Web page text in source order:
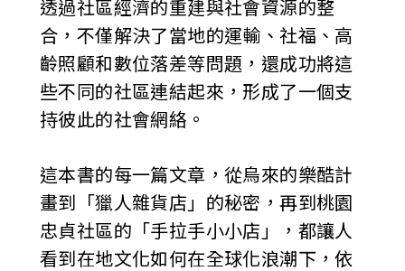
透過社區經濟的重建與社會資源的整
合，不僅解決了當地的運輸、社福、高
齡照顧和數位落差等問題，還成功將這
些不同的社區連結起來，形成了一個支
持彼此的社會網絡。
這本書的每一篇文章，從烏來的樂酷計
畫到「獵人雜貨店」的秘密，再到桃園
忠貞社區的「手拉手小小店」，都讓人
看到在地文化如何在全球化浪潮下，依